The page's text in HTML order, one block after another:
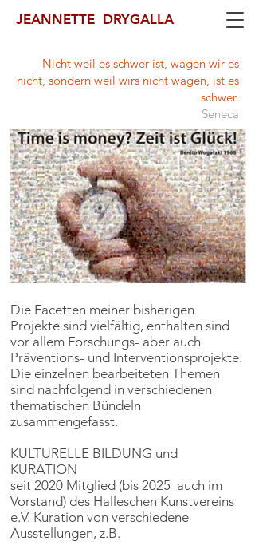
JEANNETTE DRYGALLA
Nicht weil es schwer ist, wagen wir es
nicht, sondern weil wirs nicht wagen, ist es
schwer.
Seneca
Die Facetten meiner bisherigen
Projekte sind vielfältig, enthalten sind
vor allem Forschungs- aber auch
Präventions- und Interventionsprojekte.
Die einzelnen bearbeiteten Themen
sind nachfolgend in verschiedenen
thematischen Bündeln
zusammengefasst.
KULTURELLE BILDUNG und
KURATION
seit 2020 Mitglied (bis 2025 auch im
Vorstand) des Halleschen Kunstvereins
e.V. Kuration von verschiedene
Ausstellungen, z.B.